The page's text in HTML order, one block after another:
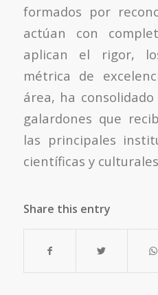
formados por
actúan con
aplican el rigor,
métrica de
área, ha
galardones que
las principales
científicas y
Share this entry